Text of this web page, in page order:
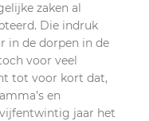
zaken al
Die indruk
in de dorpen in de
voor veel
tot voor kort dat,
en
jaar het